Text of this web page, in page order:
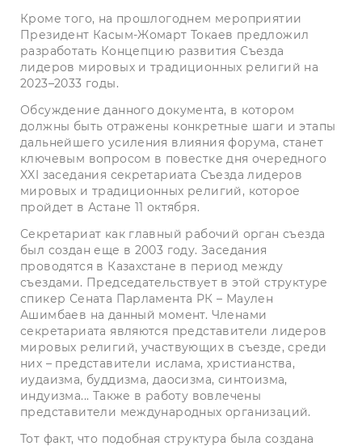
Кроме того, на прошлогоднем мероприятии
Президент Касым-­Жомарт Токаев предложил
разработать Концепцию развития Съезда
лидеров мировых и традиционных религий на
2023–2033 годы.
Обсуждение данного документа, в котором
должны быть отражены конкретные шаги и этапы
дальнейшего усиления влияния форума, станет
ключевым вопросом в повестке дня очередного
XXI заседания секретариата Съезда лидеров
мировых и традиционных религий, которое
пройдет в Астане 11 октября.
Секретариат как главный рабочий орган съезда
был соз­дан еще в 2003 году. Заседания
проводятся в Казахстане­ в период между
съездами. Председательст­вует в этой структуре
спикер Сената Парламента РК – Маулен
Ашимбаев на данный момент. Членами
секретариата являются представители лидеров
мировых религий, участвующих в съезде, среди
них – представители ислама, христианства,
иудаизма, буддизма, даосизма, синтоизма,
индуизма...­ Также в работу вовлечены
представители международных организаций.
Тот факт, что подобная структура была создана